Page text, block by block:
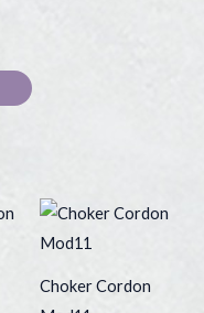
Choker Cordon